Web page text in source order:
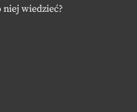
wiedzieć?